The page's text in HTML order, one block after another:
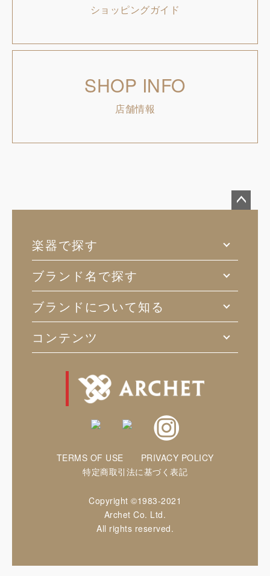
ショッピングガイド
SHOP INFO
店舗情報
へ
楽器で探す
ブランド名で探す
ブランドについて知る
コンテンツ
TERMS OF USE
PRIVACY POLICY
特定商取引法に基づく表記
Copyright ©1983-2021
Archet Co. Ltd.
All rights reserved.